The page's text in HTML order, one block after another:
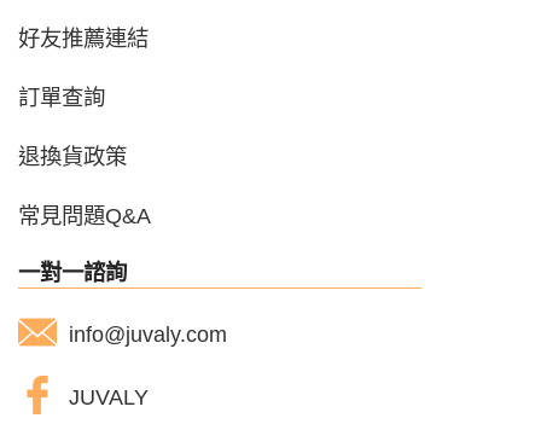
好友推薦連結
訂單查詢
退換貨政策
常見問題Q&A
一對一諮詢
info@juvaly.com
JUVALY